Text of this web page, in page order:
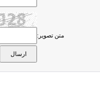
متن تصویر: